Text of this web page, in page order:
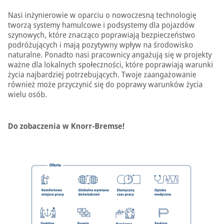
Nasi inżynierowie w oparciu o nowoczesną technologię
tworzą systemy hamulcowe i podsystemy dla pojazdów
szynowych, które znacząco poprawiają bezpieczeństwo
podróżujących i mają pozytywny wpływ na środowisko
naturalne. Ponadto nasi pracownicy angażują się w projekty
ważne dla lokalnych społeczności, które poprawiają warunki
życia najbardziej potrzebujących. Twoje zaangażowanie
również może przyczynić się do poprawy warunków życia
wielu osób.
Do zobaczenia w Knorr-Bremse!